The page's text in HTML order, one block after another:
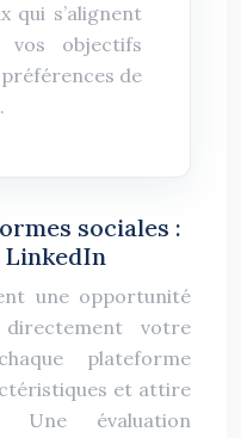
qui s’alignent
vos objectifs
de
sociales :
LinkedIn
une opportunité
votre
plateforme
et attire
Une évaluation